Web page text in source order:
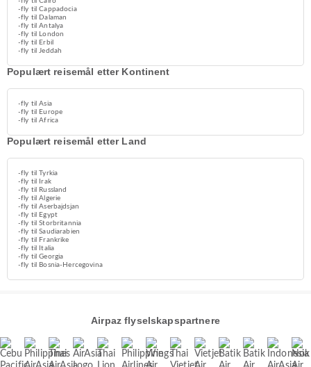
-fly til Cappadocia
-fly til Dalaman
-fly til Antalya
-fly til London
-fly til Erbil
-fly til Jeddah
Populært reisemål etter Kontinent
-fly til Asia
-fly til Europe
-fly til Africa
Populært reisemål etter Land
-fly til Tyrkia
-fly til Irak
-fly til Russland
-fly til Algerie
-fly til Aserbajdsjan
-fly til Egypt
-fly til Storbritannia
-fly til Saudiarabien
-fly til Frankrike
-fly til Italia
-fly til Georgia
-fly til Bosnia-Hercegovina
Airpaz flyselskapspartnere